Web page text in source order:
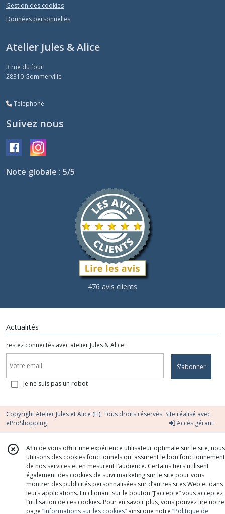
Gestion des cookies
Données personnelles
Atelier Jules & Alice
3 rue du four
28310 Gommerville
Téléphone
Suivez nous
Note globale : 5/5
476 avis clients
Actualités
restez connectés avec atelier Jules & Alice!
S'abonner
Je ne suis pas un robot
Copyright Atelier Jules et Alice (EI). Tous droits réservés. Site réalisé avec
eProShopping
Accès gérant
Afin de vous offrir une expérience utilisateur optimale sur le site, nous
utilisons des cookies fonctionnels qui assurent le bon fonctionnement
de nos services et en mesurent l’audience. Certains tiers utilisent
également des cookies de suivi marketing sur le site pour vous
montrer des publicités personnalisées sur d’autres sites Web et dans
leurs applications. En cliquant sur le bouton “J’accepte” vous acceptez
l’utilisation de ces cookies. Pour en savoir plus, vous pouvez lire notre
page “Informations sur les cookies” ainsi que notre “Politique de